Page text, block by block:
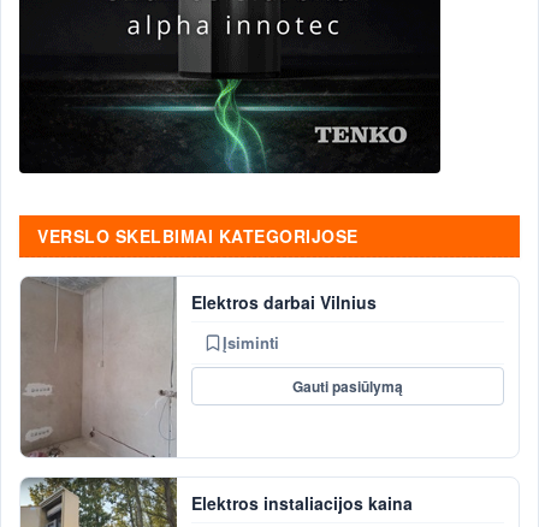
VERSLO SKELBIMAI KATEGORIJOSE
Elektros darbai Vilnius
Įsiminti
Gauti pasiūlymą
Elektros instaliacijos kaina